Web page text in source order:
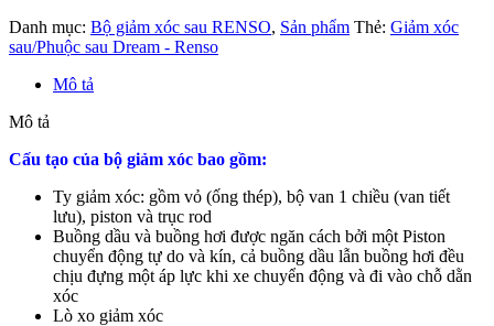
Danh mục: Bộ giảm xóc sau RENSO, Sản phẩm Thẻ: Giảm xóc
sau/Phuộc sau Dream - Renso
Mô tả
Mô tả
Cấu tạo của bộ giảm xóc bao gồm:
Ty giảm xóc: gồm vỏ (ống thép), bộ van 1 chiều (van tiết
lưu), piston và trục rod
Buồng dầu và buồng hơi được ngăn cách bởi một Piston
chuyển động tự do và kín, cả buồng dầu lẫn buồng hơi đều
chịu đựng một áp lực khi xe chuyển động và đi vào chỗ dằn
xóc
Lò xo giảm xóc